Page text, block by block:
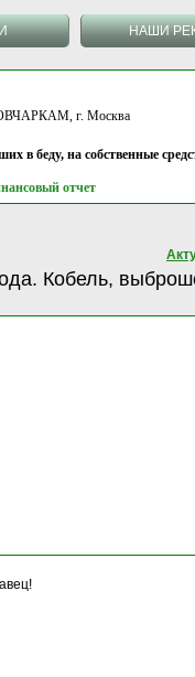
НАШИ
г. Москва
в беду, на собственные
отчет
Кобель,